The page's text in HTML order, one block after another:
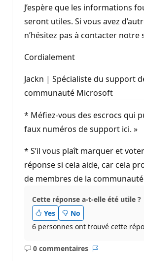
J’espère que les informations
seront utiles. Si vous avez
n’hésitez pas à contacter notre
Cordialement
Jackn | Spécialiste du support
communauté Microsoft
* Méfiez-vous des escrocs qui
faux numéros de support ici. »
* S’il vous plaît marquer et
réponse si cela aide, car cela
de membres de la
Cette réponse a-t-elle été utile ?
Yes
No
6 personnes ont trouvé cette
0 commentaires
Aucun